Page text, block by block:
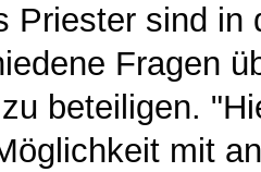
Priester sind in
Fragen
beteiligen.
mit